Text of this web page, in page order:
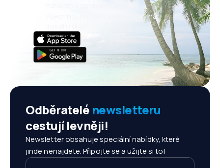
Všechno, na čem záleží, vždy na
Odběratelé newsletteru
cestují levněji!
Newsletter obsahuje speciální nabídky, které
jinde nenajdete. Připojte se a užijte si to!
Vaše e-mailová adresa